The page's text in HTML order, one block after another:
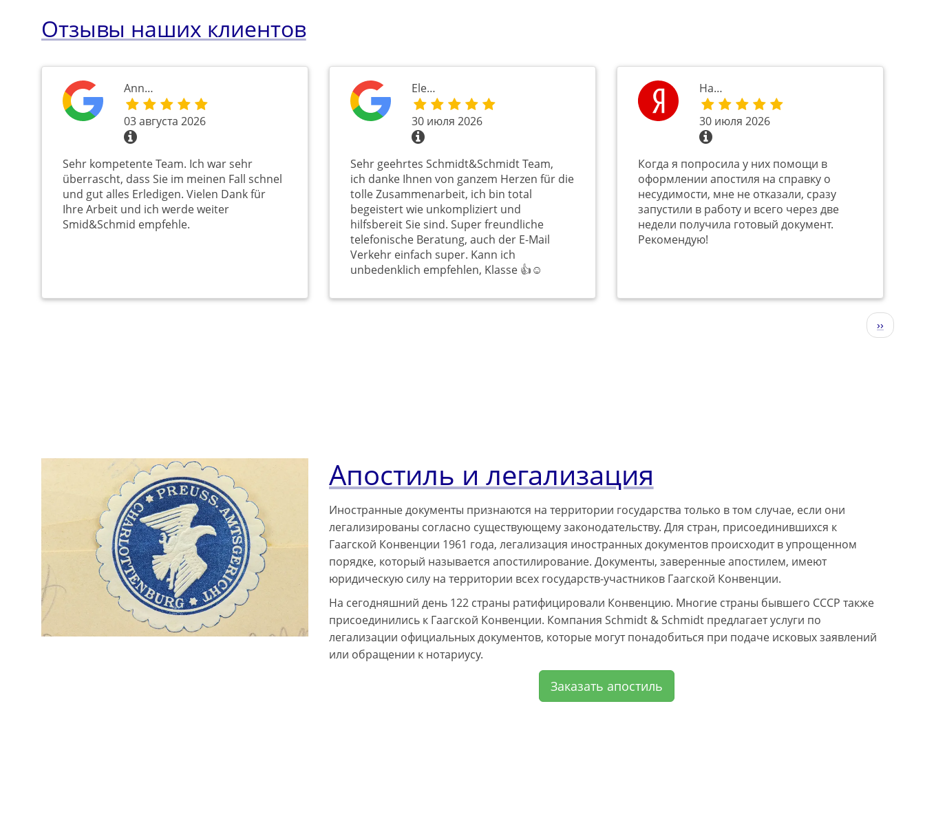
Отзывы наших клиентов
Ann…
03 августа 2026
Sehr kompetente Team. Ich war sehr
überrascht, dass Sie im meinen Fall schnel
und gut alles Erledigen. Vielen Dank für
Ihre Arbeit und ich werde weiter
Smid&Schmid empfehle.
Ele…
30 июля 2026
Sehr geehrtes Schmidt&Schmidt Team,
ich danke Ihnen von ganzem Herzen für die
tolle Zusammenarbeit, ich bin total
begeistert wie unkompliziert und
hilfsbereit Sie sind. Super freundliche
telefonische Beratung, auch der E-Mail
Verkehr einfach super. Kann ich
unbedenklich empfehlen, Klasse 👍☺️
На…
30 июля 2026
Когда я попросила у них помощи в
оформлении апостиля на справку о
несудимости, мне не отказали, сразу
запустили в работу и всего через две
недели получила готовый документ.
Рекомендую!
››
Апостиль и легализация
Иностранные документы признаются на территории государства только в том случае, если они
легализированы согласно существующему законодательству. Для стран, присоединившихся к
Гаагской Конвенции 1961 года, легализация иностранных документов происходит в упрощенном
порядке, который называется апостилирование. Документы, заверенные апостилем, имеют
юридическую силу на территории всех государств-участников Гаагской Конвенции.
На сегодняшний день 122 страны ратифицировали Конвенцию. Многие страны бывшего СССР также
присоединились к Гаагской Конвенции. Компания Schmidt & Schmidt предлагает услуги по
легализации официальных документов, которые могут понадобиться при подаче исковых заявлений
или обращении к нотариусу.
Заказать апостиль